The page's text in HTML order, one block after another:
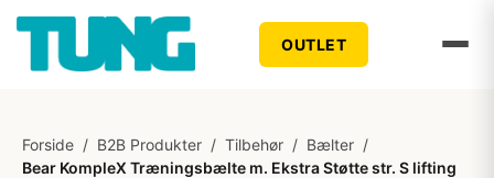
OUTLET
Forside / B2B Produkter / Tilbehør / Bælter /
Bear KompleX Træningsbælte m. Ekstra Støtte str. S lifting